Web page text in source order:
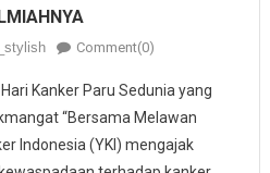
Comment(0)
Kanker Paru Sedunia yang
“Bersama Melawan
Indonesia (YKI) mengajak